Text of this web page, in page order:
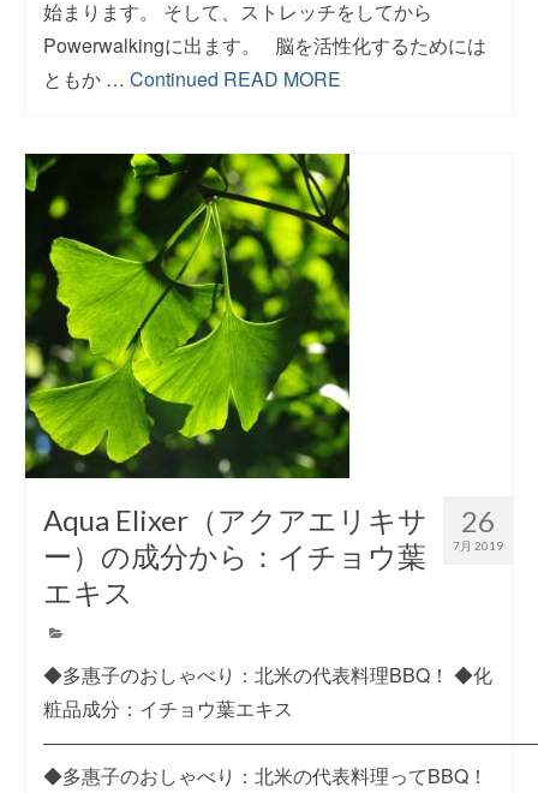
始まります。 そして、ストレッチをしてから
Powerwalkingに出ます。 脳を活性化するためには
ともか … Continued READ MORE
26
7月 2019
Aqua Elixer（アクアエリキサ
ー）の成分から：イチョウ葉
エキス
◆多惠子のおしゃべり：北米の代表料理BBQ！ ◆化
粧品成分：イチョウ葉エキス
◆多惠子のおしゃべり：北米の代表料理ってBBQ！